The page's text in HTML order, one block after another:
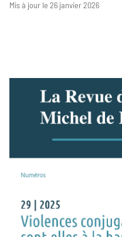
Mis à jour le 26 janvier 2026